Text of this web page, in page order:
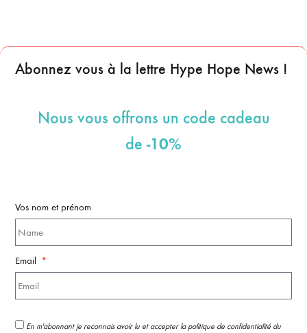
Abonnez vous à la lettre Hype Hope News !
Nous vous offrons un code cadeau
de -10%
Vos nom et prénom
Email
En m'abonnant je reconnais avoir lu et accepter la politique de confidentialité du